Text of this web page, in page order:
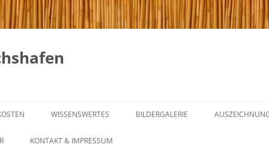
WISSENSWERTES
GICHIN FUNAKOSHI
BILDERGALERIE
KONTAKT & IMPRESSUM